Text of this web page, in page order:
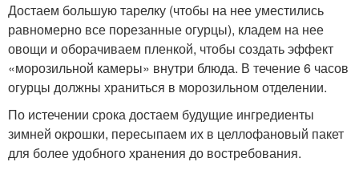
Достаем большую тарелку (чтобы на нее уместились
равномерно все порезанные огурцы), кладем на нее
овощи и оборачиваем пленкой, чтобы создать эффект
«морозильной камеры» внутри блюда. В течение 6 часов
огурцы должны храниться в морозильном отделении.
По истечении срока достаем будущие ингредиенты
зимней окрошки, пересыпаем их в целлофановый пакет
для более удобного хранения до востребования.